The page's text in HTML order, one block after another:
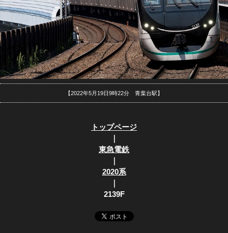
【2022年5月19日9時22分 青葉台駅】
トップページ
｜
東急電鉄
｜
2020系
｜
2139F